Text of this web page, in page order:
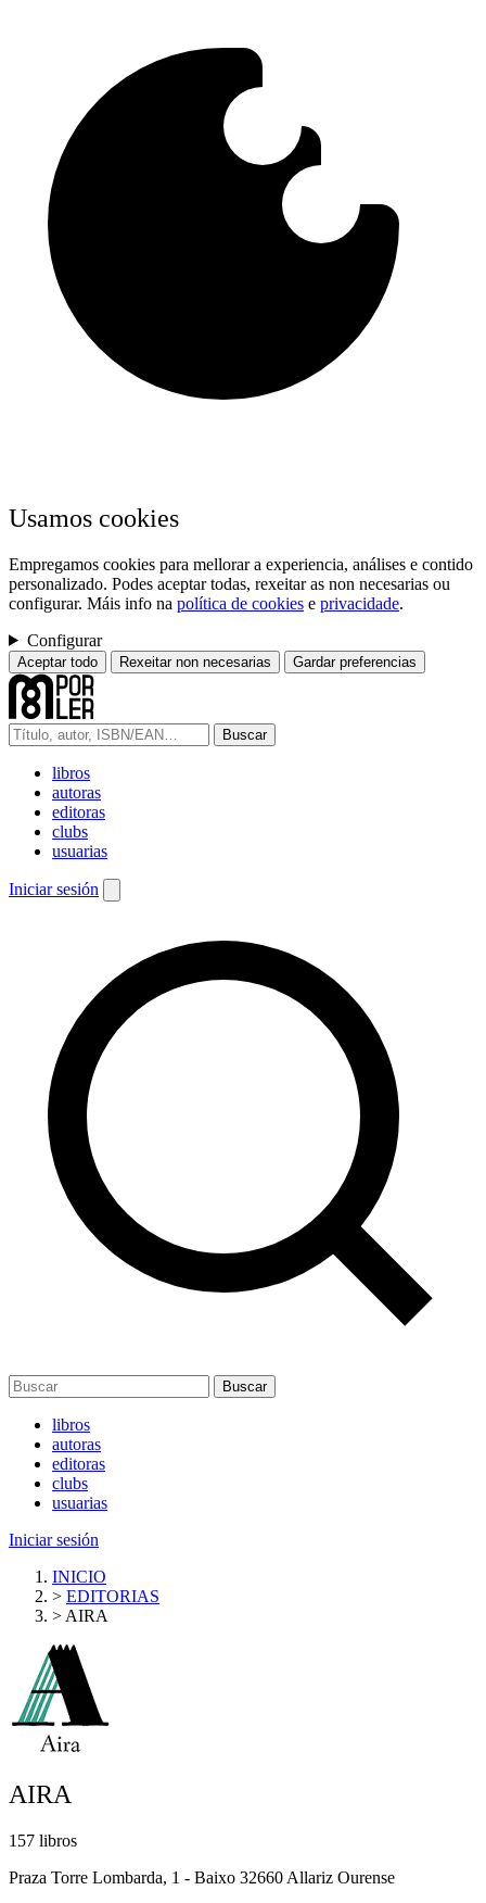
Usamos cookies
Empregamos cookies para mellorar a experiencia, análises e contido
personalizado. Podes aceptar todas, rexeitar as non necesarias ou
configurar. Máis info na política de cookies e privacidade.
Configurar
Aceptar todo Rexeitar non necesarias Gardar preferencias
Buscar
libros
autoras
editoras
clubs
usuarias
Iniciar sesión
Buscar
libros
autoras
editoras
clubs
usuarias
Iniciar sesión
INICIO
> EDITORIAS
> AIRA
AIRA
157 libros
Praza Torre Lombarda, 1 - Baixo 32660 Allariz Ourense